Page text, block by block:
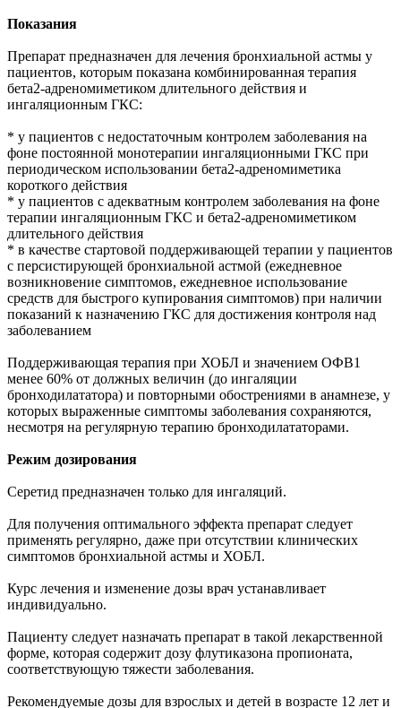
Показания
Препарат предназначен для лечения бронхиальной астмы у
пациентов, которым показана комбинированная терапия
бета2-адреномиметиком длительного действия и
ингаляционным ГКС:
* у пациентов с недостаточным контролем заболевания на
фоне постоянной монотерапии ингаляционными ГКС при
периодическом использовании бета2-адреномиметика
короткого действия
* у пациентов с адекватным контролем заболевания на фоне
терапии ингаляционным ГКС и бета2-адреномиметиком
длительного действия
* в качестве стартовой поддерживающей терапии у пациентов
с персистирующей бронхиальной астмой (ежедневное
возникновение симптомов, ежедневное использование
средств для быстрого купирования симптомов) при наличии
показаний к назначению ГКС для достижения контроля над
заболеванием
Поддерживающая терапия при ХОБЛ и значением ОФВ1
менее 60% от должных величин (до ингаляции
бронходилататора) и повторными обострениями в анамнезе, у
которых выраженные симптомы заболевания сохраняются,
несмотря на регулярную терапию бронходилататорами.
Режим дозирования
Серетид предназначен только для ингаляций.
Для получения оптимального эффекта препарат следует
применять регулярно, даже при отсутствии клинических
симптомов бронхиальной астмы и ХОБЛ.
Курс лечения и изменение дозы врач устанавливает
индивидуально.
Пациенту следует назначать препарат в такой лекарственной
форме, которая содержит дозу флутиказона пропионата,
соответствующую тяжести заболевания.
Рекомендуемые дозы для взрослых и детей в возрасте 12 лет и